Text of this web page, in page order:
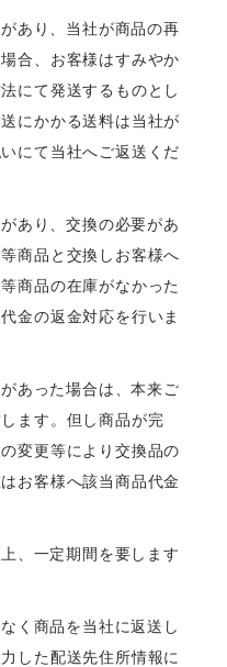
あり、当社が商品の再
合、お客様はすみやか
にて発送するものとし
にかかる送料は当社が
にて当社へご返送くだ
あり、交換の必要があ
商品と交換しお客様へ
商品の在庫がなかった
金の返金対応を行いま
あった場合は、本来ご
ます。但し商品が完
変更等により交換品の
お客様へ該当商品代金
、一定期間を要します
く商品を当社に返送し
した配送先住所情報に